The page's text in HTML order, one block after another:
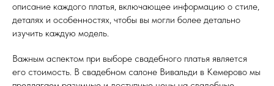
описание каждого платья, включающее информацию о стиле,
деталях и особенностях, чтобы вы могли более детально
изучить каждую модель.
Важным аспектом при выборе свадебного платья является
его стоимость. В свадебном салоне Вивальди в Кемерово мы